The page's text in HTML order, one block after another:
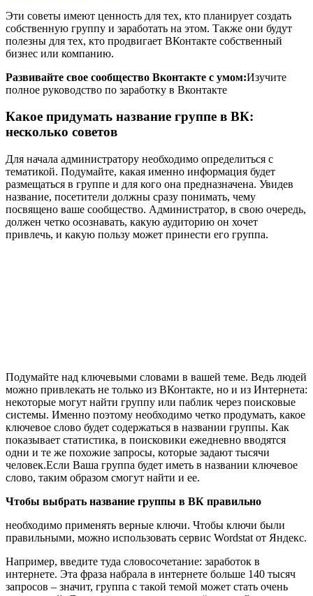
Эти советы имеют ценность для тех, кто планирует создать
собственную группу и заработать на этом. Также они будут
полезны для тех, кто продвигает ВКонтакте собственный
бизнес или компанию.
Развивайте свое сообщество Вконтакте с умом:Изучите
полное руководство по заработку в Вконтакте
Какое придумать название группе в ВК:
несколько советов
Для начала администратору необходимо определиться с
тематикой. Подумайте, какая именно информация будет
размещаться в группе и для кого она предназначена. Увидев
название, посетители должны сразу понимать, чему
посвящено ваше сообщество. Администратор, в свою очередь,
должен четко осознавать, какую аудиторию он хочет
привлечь, и какую пользу может принести его группа.
Подумайте над ключевыми словами в вашей теме. Ведь людей
можно привлекать не только из ВКонтакте, но и из Интернета:
некоторые могут найти группу или паблик через поисковые
системы. Именно поэтому необходимо четко продумать, какое
ключевое слово будет содержаться в названии группы. Как
показывает статистика, в поисковики ежедневно вводятся
одни и те же похожие запросы, которые задают тысячи
человек.Если Ваша группа будет иметь в названии ключевое
слово, таким образом смогут найти и ее.
Чтобы выбрать название группы в ВК правильно
необходимо применять верные ключи. Чтобы ключи были
правильными, можно использовать сервис Wordstat от Яндекс.
Например, введите туда словосочетание: заработок в
интернете. Эта фраза набрала в интернете больше 140 тысяч
запросов – значит, группа с такой темой может стать очень